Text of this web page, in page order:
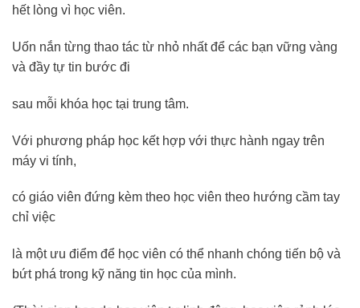
hết lòng vì học viên.
Uốn nắn từng thao tác từ nhỏ nhất để các bạn vững vàng
và đầy tự tin bước đi
sau mỗi khóa học tại trung tâm.
Với phương pháp học kết hợp với thực hành ngay trên
máy vi tính,
có giáo viên đứng kèm theo học viên theo hướng cầm tay
chỉ việc
là một ưu điểm để học viên có thể nhanh chóng tiến bộ và
bứt phá trong kỹ năng tin học của mình.